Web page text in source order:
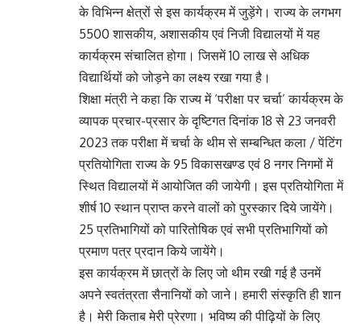
के विभिन्न क्षेत्रों से इस कार्यक्रम में जुड़ेंगे। राज्य के लगभग
5500 शासकीय, अशासकीय एवं निजी विद्यालयों में यह
कार्यक्रम संचालित होगा। जिसमें 10 लाख से अधिक
विद्यार्थियों को जोड़ने का लक्ष्य रखा गया है।
शिक्षा मंत्री ने कहा कि राज्य में ‘परीक्षा पर चर्चा’ कार्यक्रम के
व्यापक प्रचार-प्रसार के दृष्टिगत दिनांक 18 से 23 जनवरी
2023 तक परीक्षा में चर्चा के थीम से सम्बन्धित कला / पेंटिंग
प्रतियोगिता राज्य के 95 विकासखण्ड एवं 8 नगर निगमों में
स्थित विद्यालयों में आयोजित की जायेगी। इस प्रतियोगिता में
शीर्ष 10 स्थान प्राप्त करने वालों को पुरस्कार दिये जायेंगे।
25 प्रतिभागियों को पारितोषिक एवं सभी प्रतिभागियों को
प्रमाण पत्र प्रदान किये जायेंगे।
इस कार्यक्रम में छात्रों के लिए जो थीम रखी गई है उनमें
अपने स्वतंत्रता सैनानियों को जाने। हमारी संस्कृति ही शान
है। मेरी किताब मेरी प्रेरणा। भविष्य की पीढ़ियों के लिए